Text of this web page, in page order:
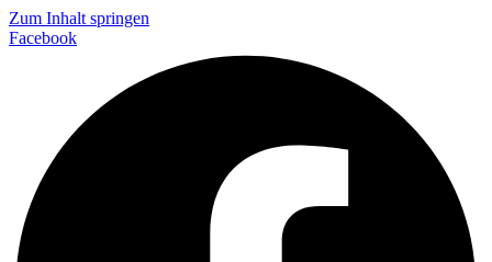
Zum Inhalt springen
Facebook